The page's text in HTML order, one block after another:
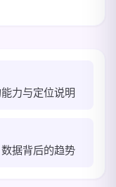
力与定位说明
据背后的趋势